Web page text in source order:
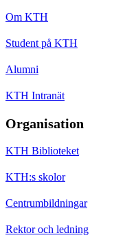
Om KTH
Student på KTH
Alumni
KTH Intranät
Organisation
KTH Biblioteket
KTH:s skolor
Centrumbildningar
Rektor och ledning